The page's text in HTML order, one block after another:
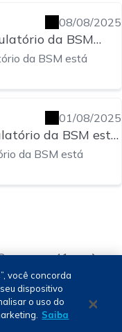
08/08/2025
da BSM
da BSM está
01/08/2025
da BSM está
da BSM está
... 41
você concorda
dispositivo
o uso do
Saiba